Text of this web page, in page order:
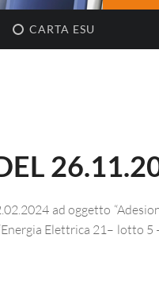
CARTA ESU
ad oggetto
Elettrica 21– lotto 5